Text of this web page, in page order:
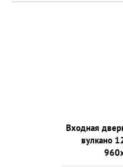
Входная
вулкано